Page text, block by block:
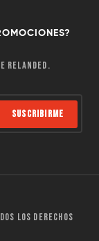
Relanded.
Suscribirme
los derechos